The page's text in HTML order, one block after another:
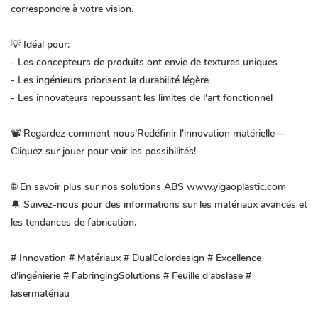
correspondre à votre vision.
💡 Idéal pour:
- Les concepteurs de produits ont envie de textures uniques
- Les ingénieurs priorisent la durabilité légère
- Les innovateurs repoussant les limites de l'art fonctionnel
📽️ Regardez comment nous’Redéfinir l'innovation matérielle—
Cliquez sur jouer pour voir les possibilités!
🌐 En savoir plus sur nos solutions ABS www.yigaoplastic.com
🔔 Suivez-nous pour des informations sur les matériaux avancés et
les tendances de fabrication.
# Innovation # Matériaux # DualColordesign # Excellence
d'ingénierie # FabringingSolutions # Feuille d'abslase #
lasermatériau